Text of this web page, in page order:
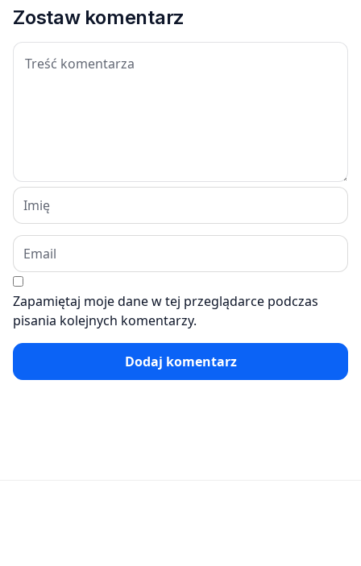
Zostaw komentarz
Zapamiętaj moje dane w tej przeglądarce podczas
pisania kolejnych komentarzy.
Dodaj komentarz